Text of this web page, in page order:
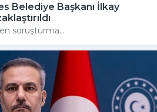
Belediye Başkanı İlkay
soruşturma...